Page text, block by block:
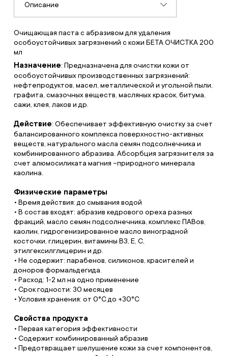
Описание
Очищающая паста с абразивом для удаления
особоустойчивых загрязнений с кожи БЕТА ОЧИСТКА 200
мл
Назначение: Предназначена для очистки кожи от
особоустойчивых производственных загрязнений:
нефтепродуктов, масел, металлической и угольной пыли,
графита, смазочных веществ, масляных красок, битума,
сажи, клея, лаков и др.
Действие: Обеспечивает эффективную очистку за счет
балансированного комплекса поверхностно-активных
веществ, натурального масла семян подсолнечника и
комбинированного абразива. Абсорбция загрязнителя за
счет алюмосиликата магния –природного минерала
каолина.
Физические параметры
• Время действия: до смывания водой
• В состав входят: абразив кедрового ореха разных
фракций, масло семян подсолнечника, комплекс ПАВов,
каолин, гидрогенизированное масло виноградной
косточки, глицерин, витамины В3, Е, С,
этилгексилглицерин и др.
• Не содержит: парабенов, силиконов, красителей и
доноров формальдегида.
• Расход: 1-2 мл на одно применение
• Cрок годности: 30 месяцев
• Условия хранения: от 0°С до +30°С
Свойства продукта
• Первая категория эффективности
• Содержит комбинированный абразив
• Предотвращает шелушение кожи за счет компонентов,